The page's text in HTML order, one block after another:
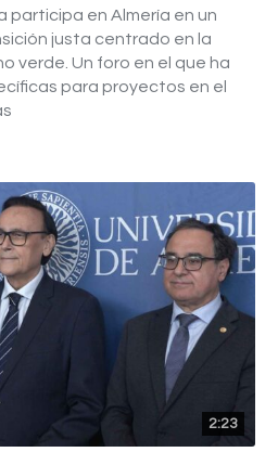
participa en Almería en un
justa centrado en la
verde. Un foro en el que ha
para proyectos en el
2:23